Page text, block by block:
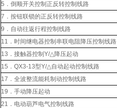
5．倒顺开关控制正反转控制线路
7．按钮联锁的正反转控制线路
9．自动往返行程控制线路
11．时间继电器控制串联电阻降压控制线路
13．接触器控制Y/△降压起动
15．QX3-13型Y/△自动起动控制线路
17．全波整流能耗制动控制线路
19．手动降压起动
21．电动葫芦电气控制线路